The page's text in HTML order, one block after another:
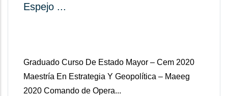
Espejo ...
Graduado Curso De Estado Mayor – Cem 2020
Maestría En Estrategia Y Geopolítica – Maeeg
2020 Comando de Opera...